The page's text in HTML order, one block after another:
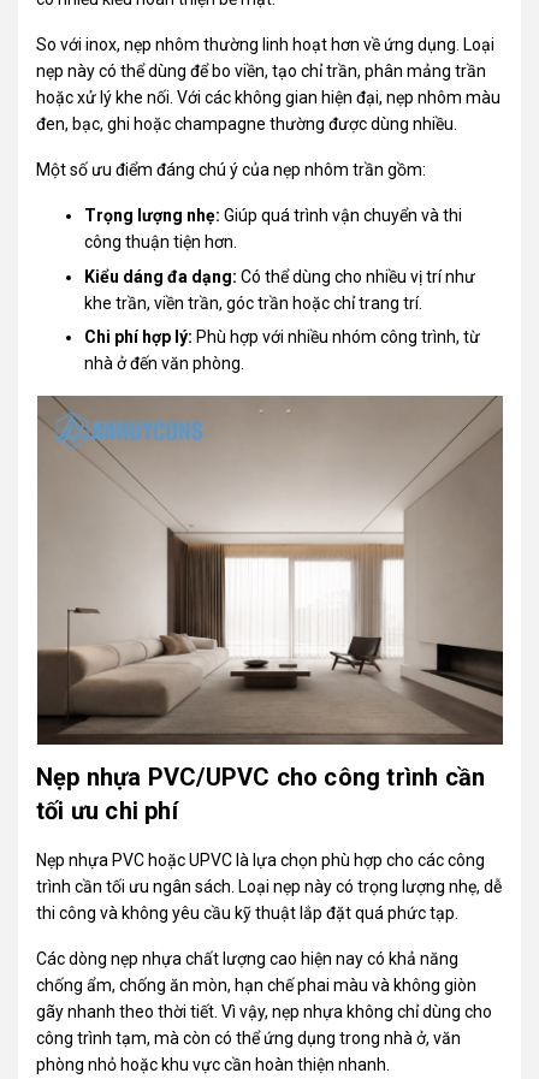
So với inox, nẹp nhôm thường linh hoạt hơn về ứng dụng. Loại
nẹp này có thể dùng để bo viền, tạo chỉ trần, phân mảng trần
hoặc xử lý khe nối. Với các không gian hiện đại, nẹp nhôm màu
đen, bạc, ghi hoặc champagne thường được dùng nhiều.
Một số ưu điểm đáng chú ý của nẹp nhôm trần gồm:
Trọng lượng nhẹ: Giúp quá trình vận chuyển và thi
công thuận tiện hơn.
Kiểu dáng đa dạng: Có thể dùng cho nhiều vị trí như
khe trần, viền trần, góc trần hoặc chỉ trang trí.
Chi phí hợp lý: Phù hợp với nhiều nhóm công trình, từ
nhà ở đến văn phòng.
Nẹp nhựa PVC/UPVC cho công trình cần
tối ưu chi phí
Nẹp nhựaPVChoặc UPVC là lựa chọn phù hợp cho các công
trình cần tối ưu ngân sách. Loại nẹp này có trọng lượng nhẹ, dễ
thi công và không yêu cầu kỹ thuật lắp đặt quá phức tạp.
Các dòng nẹp nhựa chất lượng cao hiện nay có khả năng
chống ẩm, chống ăn mòn, hạn chế phai màu và không giòn
gãy nhanh theo thời tiết. Vì vậy, nẹp nhựa không chỉ dùng cho
công trình tạm, mà còn có thể ứng dụng trong nhà ở, văn
phòng nhỏ hoặc khu vực cần hoàn thiện nhanh.